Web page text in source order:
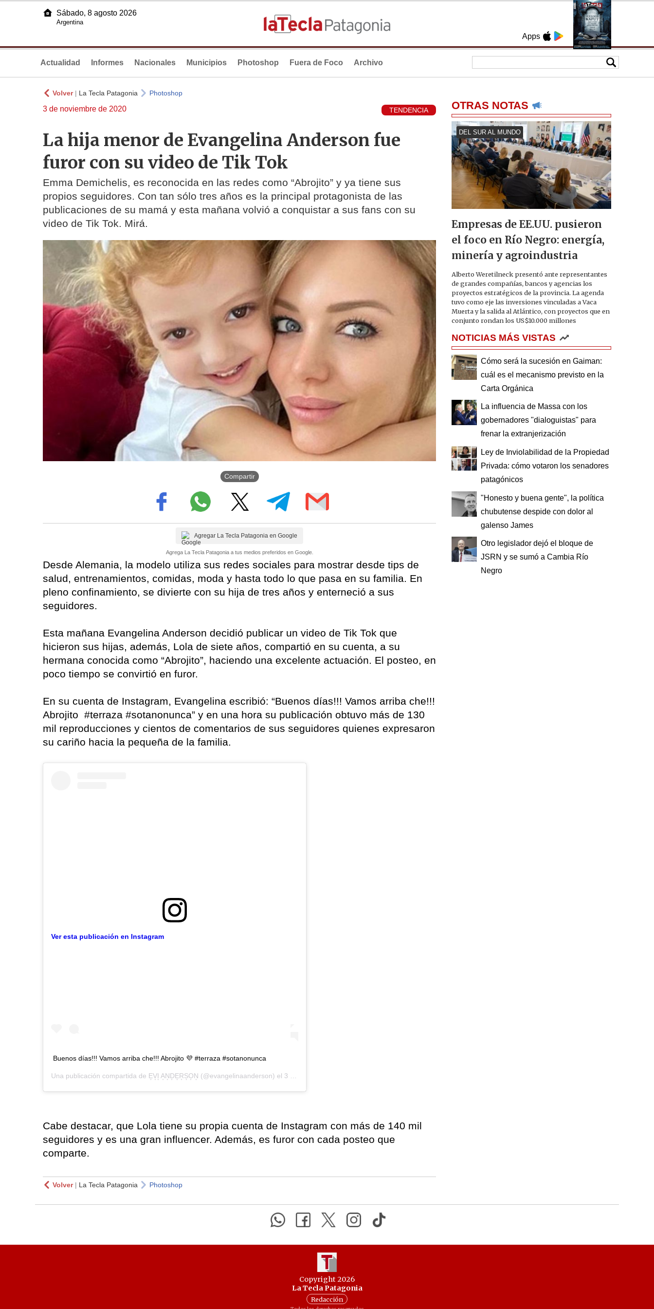
Apps
Sábado, 8 agosto 2026
Argentina
Actualidad Informes Nacionales Municipios Photoshop Fuera de Foco Archivo
Volver| La Tecla Patagonia Photoshop
3 de noviembre de 2020 TENDENCIA
La hija menor de Evangelina Anderson fue
furor con su video de Tik Tok
Emma Demichelis, es reconocida en las redes como “Abrojito” y ya tiene sus
propios seguidores. Con tan sólo tres años es la principal protagonista de las
publicaciones de su mamá y esta mañana volvió a conquistar a sus fans con su
video de Tik Tok. Mirá.
Compartir
Agregar La Tecla Patagonia en Google
Agrega La Tecla Patagonia a tus medios preferidos en Google.
Desde Alemania, la modelo utiliza sus redes sociales para mostrar desde tips de
salud, entrenamientos, comidas, moda y hasta todo lo que pasa en su familia. En
pleno confinamiento, se divierte con su hija de tres años y enterneció a sus
seguidores.
Esta mañana Evangelina Anderson decidió publicar un video de Tik Tok que
hicieron sus hijas, además, Lola de siete años, compartió en su cuenta, a su
hermana conocida como “Abrojito”, haciendo una excelente actuación. El posteo, en
poco tiempo se convirtió en furor.
En su cuenta de Instagram, Evangelina escribió: “Buenos días!!! Vamos arriba che!!!
Abrojito #terraza #sotanonunca” y en una hora su publicación obtuvo más de 130
mil reproducciones y cientos de comentarios de sus seguidores quienes expresaron
su cariño hacia la pequeña de la familia.
Ver esta publicación en Instagram
Buenos días!!! Vamos arriba che!!! Abrojito 💜 #terraza #sotanonunca
Una publicación compartida de E͙V͙I͙ A͙N͙D͙E͙R͙S͙O͙N͙ (@evangelinaanderson) el 3 Nov, 2020 a las 4:48 PST
Cabe destacar, que Lola tiene su propia cuenta de Instagram con más de 140 mil
seguidores y es una gran influencer. Además, es furor con cada posteo que
comparte.
Volver| La Tecla Patagonia Photoshop
OTRAS NOTAS
DEL SUR AL MUNDO
Empresas de EE.UU. pusieron
el foco en Río Negro: energía,
minería y agroindustria
Alberto Weretilneck presentó ante representantes
de grandes compañías, bancos y agencias los
proyectos estratégicos de la provincia. La agenda
tuvo como eje las inversiones vinculadas a Vaca
Muerta y la salida al Atlántico, con proyectos que en
conjunto rondan los US$10.000 millones
NOTICIAS MÁS VISTAS
Cómo será la sucesión en Gaiman:
cuál es el mecanismo previsto en la
Carta Orgánica
La influencia de Massa con los
gobernadores "dialoguistas" para
frenar la extranjerización
Ley de Inviolabilidad de la Propiedad
Privada: cómo votaron los senadores
patagónicos
"Honesto y buena gente", la política
chubutense despide con dolor al
galenso James
Otro legislador dejó el bloque de
JSRN y se sumó a Cambia Río
Negro
Copyright 2026
La Tecla Patagonia
Redacción